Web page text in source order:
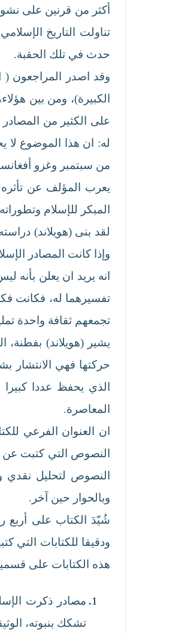
تناولت التاريخ
حدث في تلك الحقبة.
وقد اصدر المراجعون (
على الكثير من
له: ان هذا الموضوع لا
من سبتمبر وغزو
المبكر للإسلام
لقد بنى (هويلاند)
وإذا كانت المصادر
انه يريد ان يعلن بأنه
تفسيرهما له، فكانت
تجمعهم ثقافة واحدة
يشير (هويلاند)
حركتها فهي الانتشار
الذي يحفظ عددا
المعاصرة.
ان العنوان الفرعي
النصوص لتحليل نقدي
وبالحوار حين آخر.
شُيّدَ الكتاب على أربع
ودقيقا للكتابات التي
هذه الكتابات على
مصادر ذكرت
تشكك بنبوته، الوثيقة تعود الى سنة